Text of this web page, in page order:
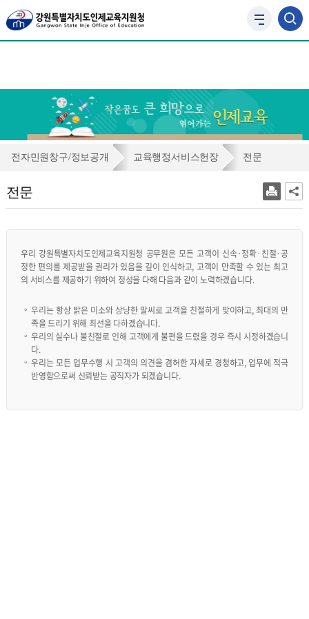
사
로
가
기
전전자민원창구/정보공개 교육행정서비스헌장 전문
전문
우리 강원특별자치도인제교육지원청 공무원은 모든 고객이 신속·정확·친절·공
정한 편의를 제공받을 권리가 있음을 깊이 인식하고, 고객이 만족할 수 있는 최고
의 서비스를 제공하기 위하여 정성을 다해 다음과 같이 노력하겠습니다.
우리는 항상 밝은 미소와 상냥한 말씨로 고객을 친절하게 맞이하고, 최대의 만
족을 드리기 위해 최선을 다하겠습니다.
우리의 실수나 불친절로 인해 고객에게 불편을 드렸을 경우 즉시 시정하겠습니
다.
우리는 모든 업무수행 시 고객의 의견을 겸허한 자세로 경청하고, 업무에 적극
반영함으로써 신뢰받는 공직자가 되겠습니다.